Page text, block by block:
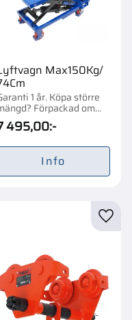
Max150Kg/
1 år. Köpa större
Förpackad om
8 st.
495,00:-
Info